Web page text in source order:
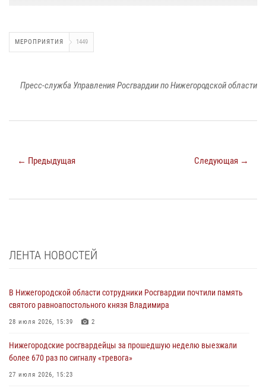
МЕРОПРИЯТИЯ 1449
Пресс-служба Управления Росгвардии по Нижегородской области
← Предыдущая Следующая →
ЛЕНТА НОВОСТЕЙ
В Нижегородской области сотрудники Росгвардии почтили память
святого равноапостольного князя Владимира
28 июля 2026, 15:39 2
Нижегородские росгвардейцы за прошедшую неделю выезжали
более 670 раз по сигналу «тревога»
27 июля 2026, 15:23